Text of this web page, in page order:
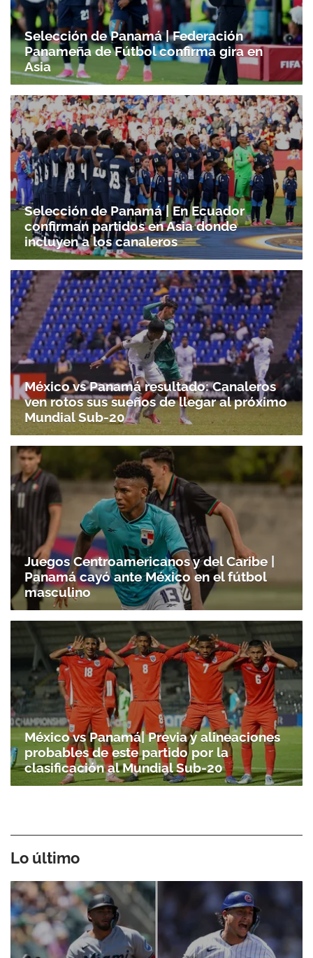
Selección de Panamá | Federación
Panameña de Fútbol confirma gira en
Asia
Selección de Panamá | En Ecuador
confirman partidos en Asia donde
incluyen a los canaleros
México vs Panamá resultado: Canaleros
ven rotos sus sueños de llegar al próximo
Mundial Sub-20
Juegos Centroamericanos y del Caribe |
Panamá cayó ante México en el fútbol
masculino
México vs Panamá| Previa y alineaciones
probables de este partido por la
clasificación al Mundial Sub-20
Lo último